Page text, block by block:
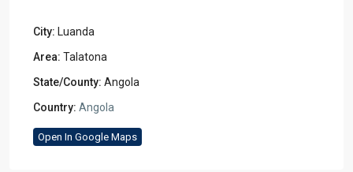
City: Luanda
Area: Talatona
State/County: Angola
Country: Angola
Open In Google Maps